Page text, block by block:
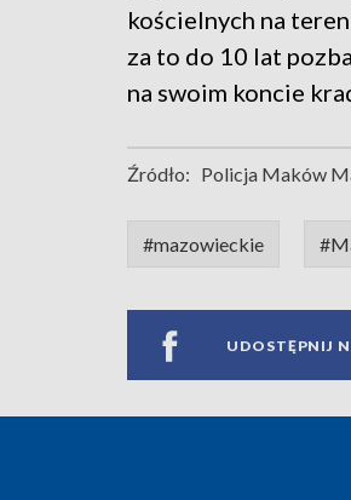
kościelnych na
za to do 10 lat
na swoim koncie
Źródło: Policja Maków
#mazowieckie
UDOSTĘPNIJ